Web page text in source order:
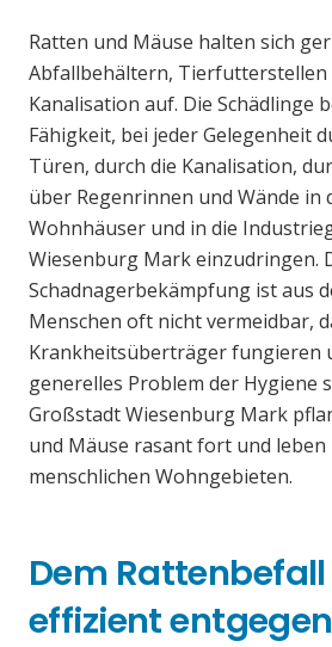
Ratten und Mäuse halten sich
Abfallbehältern, Tierfutterstellen
Kanalisation auf. Die Schädlinge
Fähigkeit, bei jeder Gelegenheit
Türen, durch die Kanalisation,
über Regenrinnen und Wände in
Wohnhäuser und in die
Wiesenburg Mark einzudringen.
Schadnagerbekämpfung ist aus
Menschen oft nicht vermeidbar,
Krankheitsüberträger fungieren
generelles Problem der Hygiene
Großstadt Wiesenburg Mark
und Mäuse rasant fort und
menschlichen Wohngebieten.
Dem
effizient